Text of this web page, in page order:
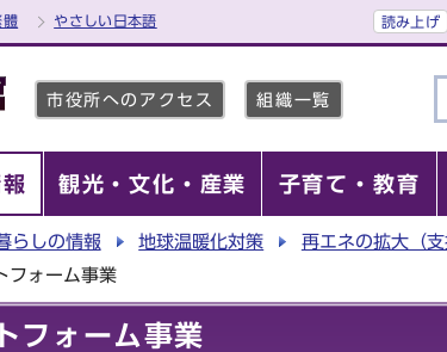
體 やさしい日本語 読み上げ
市役所へのアクセス 組織一覧
観光・文化・産業 子育て・教育
らしの情報 地球温暖化対策 再エネの拡大（支
フォーム事業
フォーム事業